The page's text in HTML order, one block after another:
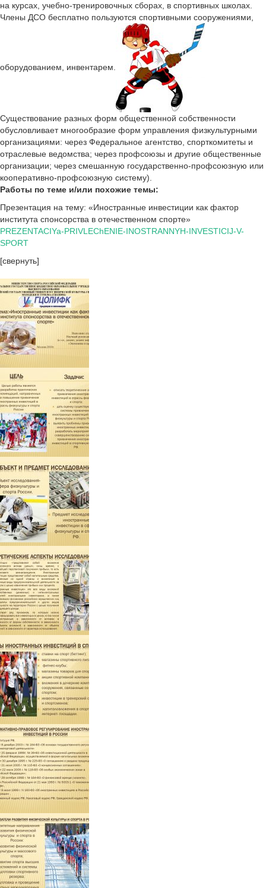
на курсах, учебно-тренировочных сборах, в спортивных школах.
Члены ДСО бесплатно пользуются спортивными сооружениями,
оборудованием, инвентарем.
Существование разных форм общественной собственности
обусловливает многообразие форм управления физкультурными
организациями: через Федеральное агентство, спорткомитеты и
отраслевые ведомства; через профсоюзы и другие общественные
организации; через смешанную государственно-профсоюзную или
кооперативно-профсоюзную систему).
Работы по теме и/или похожие темы:
Презентация на тему: «Иностранные инвестиции как фактор
института спонсорства в отечественном спорте»
PREZENTACIYa-PRIVLEChENIE-INOSTRANNYH-INVESTICIJ-V-
SPORT
[свернуть]